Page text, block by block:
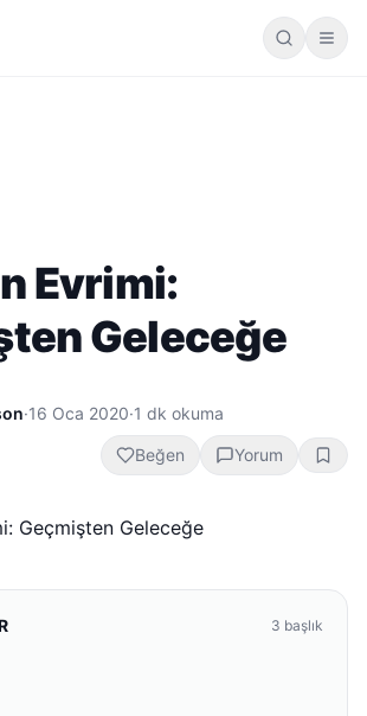
Evrimi:
Geleceğe
·16 Oca 2020·1 dk okuma
Beğen Yorum
3 başlık